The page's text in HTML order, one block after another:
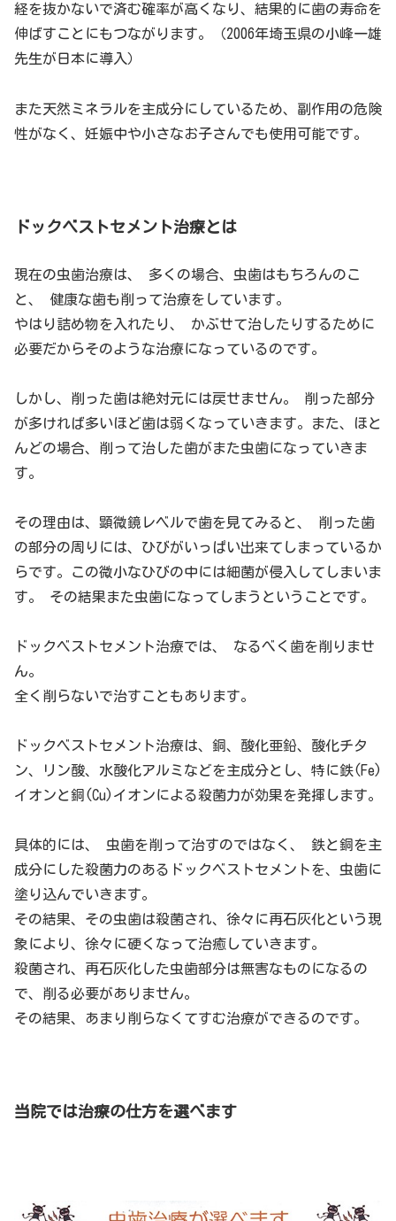
経を抜かないで済む確率が高くなり、結果的に歯の寿命を
伸ばすことにもつながります。（2006年埼玉県の小峰一雄
先生が日本に導入）
また天然ミネラルを主成分にしているため、副作用の危険
性がなく、妊娠中や小さなお子さんでも使用可能です。
ドックベストセメント治療とは
現在の虫歯治療は、 多くの場合、虫歯はもちろんのこ
と、 健康な歯も削って治療をしています。
やはり詰め物を入れたり、 かぶせて治したりするために
必要だからそのような治療になっているのです。
しかし、削った歯は絶対元には戻せません。 削った部分
が多ければ多いほど歯は弱くなっていきます。また、ほと
んどの場合、削って治した歯がまた虫歯になっていきま
す。
その理由は、顕微鏡レベルで歯を見てみると、 削った歯
の部分の周りには、ひびがいっぱい出来てしまっているか
らです。この微小なひびの中には細菌が侵入してしまいま
す。 その結果また虫歯になってしまうということです。
ドックベストセメント治療では、 なるべく歯を削りませ
ん。
全く削らないで治すこともあります。
ドックベストセメント治療は、銅、酸化亜鉛、酸化チタ
ン、リン酸、水酸化アルミなどを主成分とし、特に鉄(Fe)
イオンと銅(Cu)イオンによる殺菌力が効果を発揮します。
具体的には、 虫歯を削って治すのではなく、 鉄と銅を主
成分にした殺菌力のあるドックベストセメントを、虫歯に
塗り込んでいきます。
その結果、その虫歯は殺菌され、徐々に再石灰化という現
象により、徐々に硬くなって治癒していきます。
殺菌され、再石灰化した虫歯部分は無害なものになるの
で、削る必要がありません。
その結果、あまり削らなくてすむ治療ができるのです。
当院では治療の仕方を選べます